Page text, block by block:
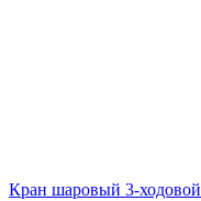
Кран шаровый 3-ходовой